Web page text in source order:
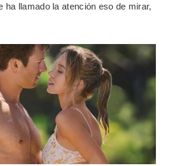
ha llamado la atención eso de mirar,